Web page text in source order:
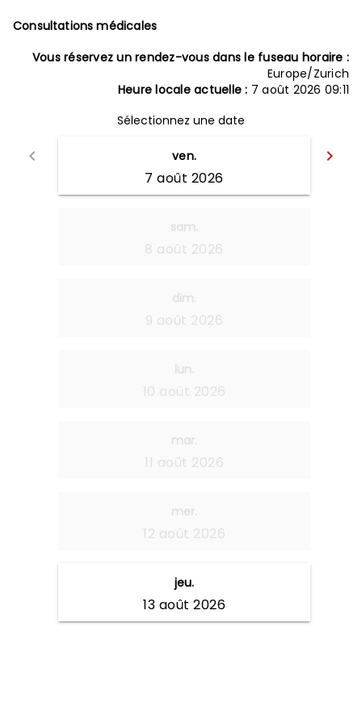
Consultations médicales
Vous réservez un rendez-vous dans le fuseau horaire :
Europe/Zurich
Heure locale actuelle : 7 août 2026 09:11
Sélectionnez une date
keyboard_arrow_left
keyboard_arrow_right
ven.
7 août 2026
sam.
8 août 2026
dim.
9 août 2026
lun.
10 août 2026
mar.
11 août 2026
mer.
12 août 2026
jeu.
13 août 2026